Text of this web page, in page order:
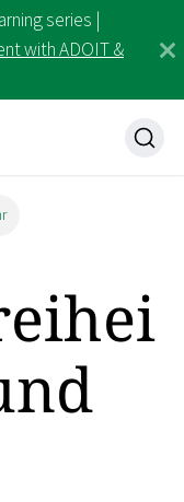
series |
with ADOIT &